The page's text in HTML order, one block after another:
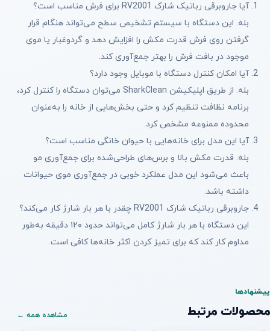
آیا جاروبرقی رباتیک شارک RV2001 برای فرش مناسب است؟
بله. این دستگاه با سیستم تشخیص سطح می‌تواند هنگام قرار
گرفتن روی فرش قدرت مکش را افزایش دهد و گردوغبار یا موی
موجود در بافت فرش را بهتر جمع‌آوری کند.
آیا امکان کنترل دستگاه با موبایل وجود دارد؟
بله. از طریق اپلیکیشن SharkClean می‌توان دستگاه را کنترل کرد،
برنامه نظافت تنظیم کرد و حتی بخش‌هایی از خانه را به‌عنوان
محدوده ممنوعه مشخص کرد.
آیا این مدل برای خانه‌هایی با حیوان خانگی مناسب است؟
بله. قدرت مکش بالا و برس‌های طراحی‌شده برای جمع‌آوری مو
باعث می‌شود این مدل عملکرد خوبی در جمع‌آوری موی حیوانات
داشته باشد.
جاروبرقی رباتیک شارک RV2001 چقدر با هر بار شارژ کار می‌کند؟
این دستگاه با هر بار شارژ کامل می‌تواند حدود ۱۲۰ دقیقه به‌طور
مداوم کار کند که برای تمیز کردن اکثر خانه‌ها کافی است.
پیشنهادها
محصولات مرتبط مشاهده همه ←